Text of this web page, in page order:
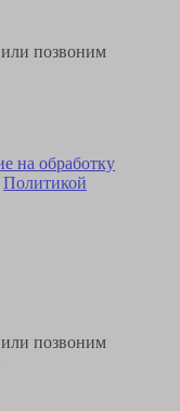
позвоним
на обработку
Политикой
позвоним